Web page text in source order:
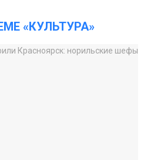
«КУЛЬТУРА»